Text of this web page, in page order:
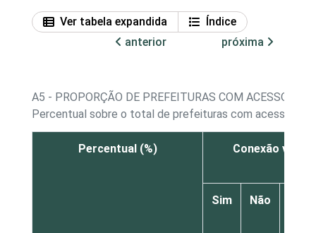
Ver tabela expandida
Índice
anterior
próxima
A5 - PROPORÇÃO DE PREFEITURAS COM ACESSO À
Percentual sobre o total de prefeituras com acesso à
Percentual (%) Conexão via
Sim Não